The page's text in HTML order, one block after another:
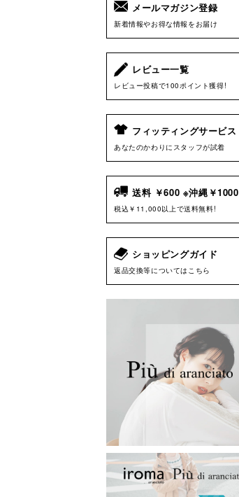
メールマガジン登録
新着情報やお得な情報をお届け
レビュー一覧
レビュー投稿で100ポイント獲得!
フィッティングサービス
あなたのかわりにスタッフが試着
送料 ￥600 ※沖縄￥1000
税込￥11,000以上で送料無料!
ショッピングガイド
返品交換等についてはこちら